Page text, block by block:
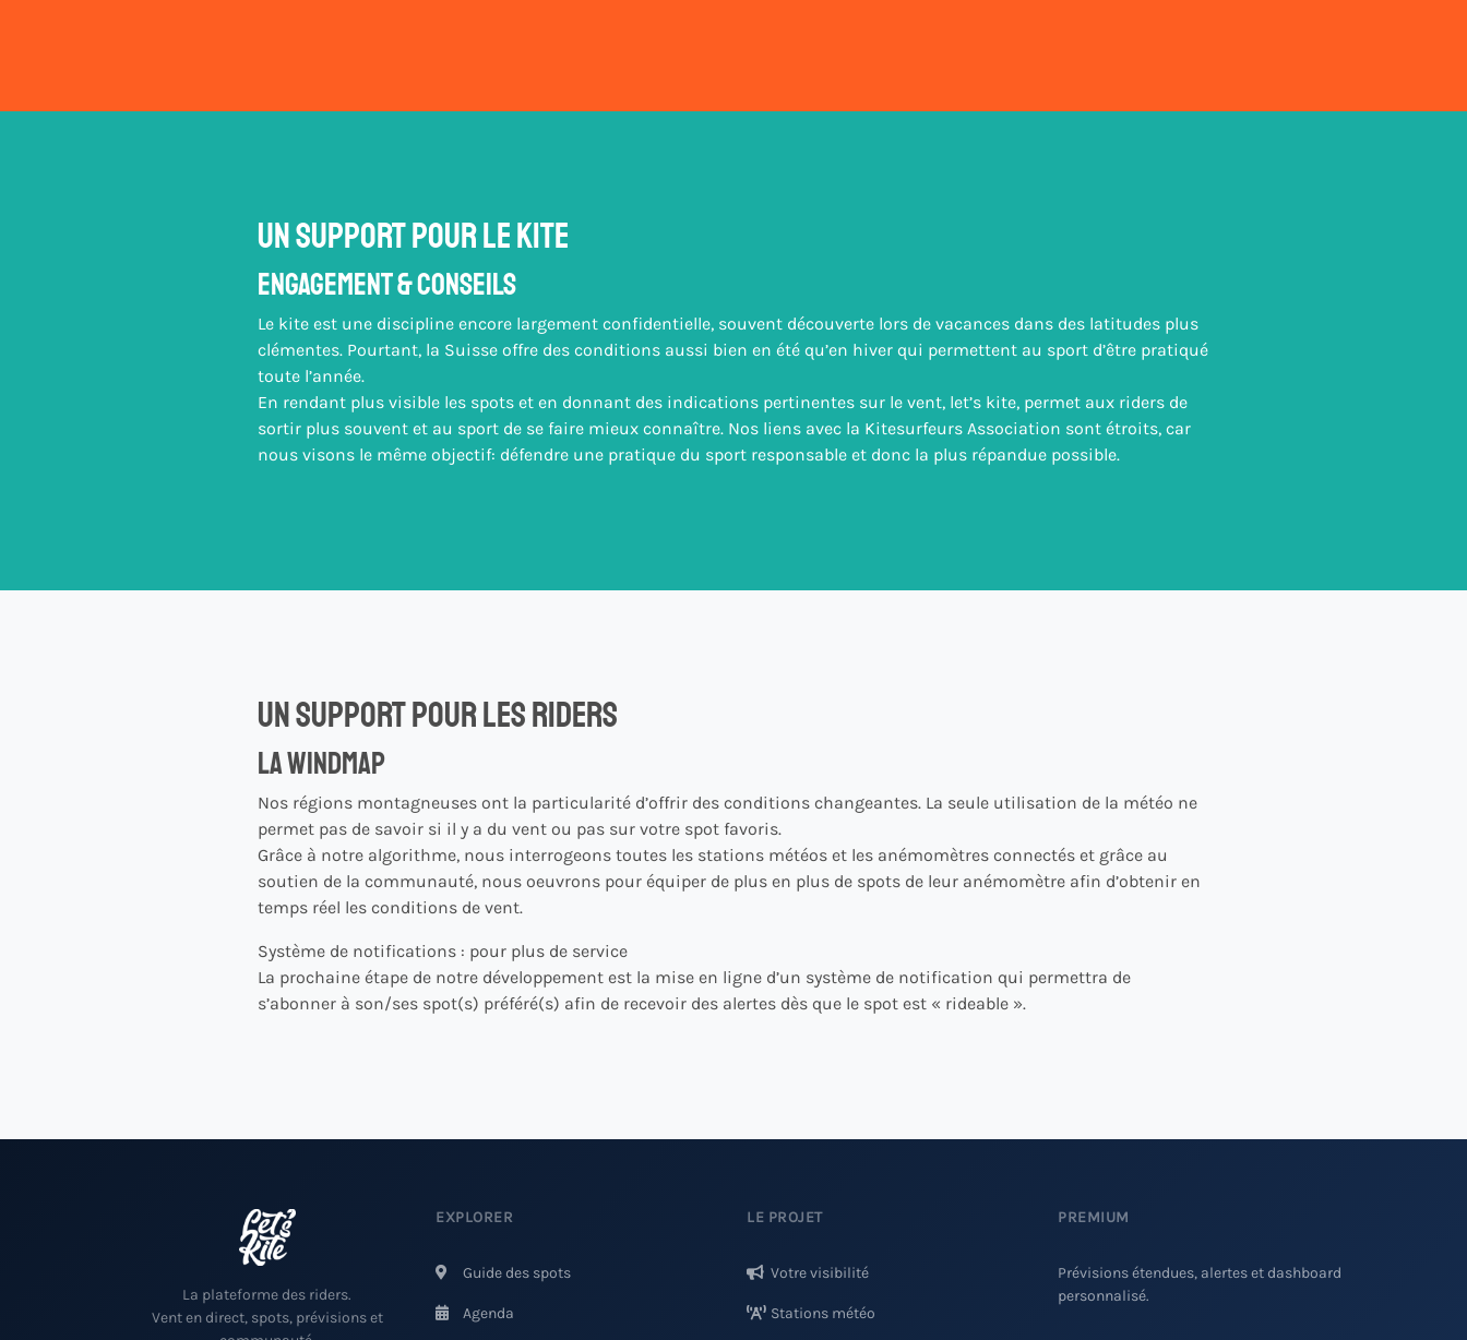
Un support pour le kite
Engagement & Conseils
Le kite est une discipline encore largement confidentielle, souvent découverte lors de vacances dans des latitudes plus
clémentes. Pourtant, la Suisse offre des conditions aussi bien en été qu’en hiver qui permettent au sport d’être pratiqué
toute l’année.
En rendant plus visible les spots et en donnant des indications pertinentes sur le vent, let’s kite, permet aux riders de
sortir plus souvent et au sport de se faire mieux connaître. Nos liens avec la Kitesurfeurs Association sont étroits, car
nous visons le même objectif: défendre une pratique du sport responsable et donc la plus répandue possible.
Un support pour les riders
La windmap
Nos régions montagneuses ont la particularité d’offrir des conditions changeantes. La seule utilisation de la météo ne
permet pas de savoir si il y a du vent ou pas sur votre spot favoris.
Grâce à notre algorithme, nous interrogeons toutes les stations météos et les anémomètres connectés et grâce au
soutien de la communauté, nous oeuvrons pour équiper de plus en plus de spots de leur anémomètre afin d’obtenir en
temps réel les conditions de vent.
Système de notifications : pour plus de service
La prochaine étape de notre développement est la mise en ligne d’un système de notification qui permettra de
s’abonner à son/ses spot(s) préféré(s) afin de recevoir des alertes dès que le spot est « rideable ».
La plateforme des riders.
Vent en direct, spots, prévisions et
EXPLORER
Guide des spots
Agenda
LE PROJET
Votre visibilité
Stations météo
PREMIUM
Prévisions étendues, alertes et dashboard
personnalisé.